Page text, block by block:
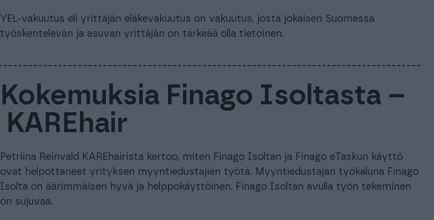
YEL-vakuutus eli yrittäjän eläkevakuutus on vakuutus, josta jokaisen Suomessa
työskentelevän ja asuvan yrittäjän on tärkeää olla tietoinen.
Kokemuksia Finago Isoltasta –
KAREhair
Petriina Reinvald KAREhairista kertoo, miten Finago Isoltan ja Finago eTaskun käyttö
ovat helpottaneet yrityksen myyntiedustajien työtä. Myyntiedustajan työkaluna Finago
Isolta on äärimmäisen hyvä ja helppokäyttöinen. Finago Isoltan avulla työn tekeminen
on sujuvaa.